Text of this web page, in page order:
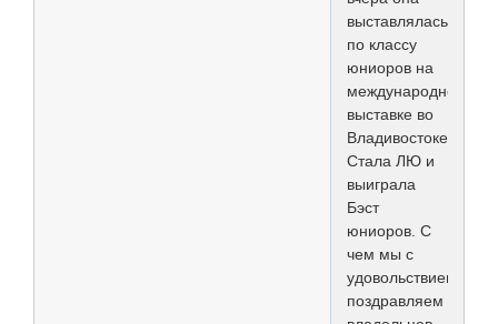
выставлялась
по классу
юниоров на
международной
выставке во
Владивостоке.
Стала ЛЮ и
выиграла
Бэст
юниоров. С
чем мы с
удовольствием
поздравляем